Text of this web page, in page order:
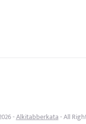
-Alkitabberkata- All